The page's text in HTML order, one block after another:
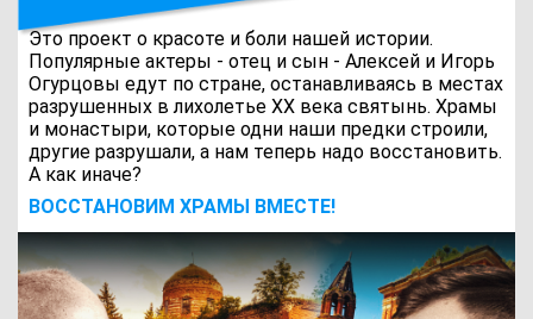
Это проект о красоте и боли нашей истории.
Популярные актеры - отец и сын - Алексей и Игорь
Огурцовы едут по стране, останавливаясь в местах
разрушенных в лихолетье ХХ века святынь. Храмы
и монастыри, которые одни наши предки строили,
другие разрушали, а нам теперь надо восстановить.
А как иначе?
ВОCСТАНОВИМ ХРАМЫ ВМЕСТЕ!